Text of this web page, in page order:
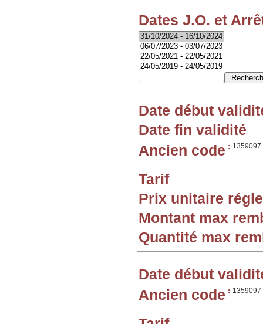
Dates J.O. et
Date début
Date fin validité
Ancien code : 1359097
Tarif
Prix unitaire
Montant max
Quantité max
Date début
Ancien code : 1359097